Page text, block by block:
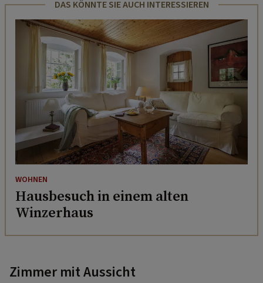
DAS KÖNNTE SIE AUCH INTERESSIEREN
WOHNEN
Hausbesuch in einem alten
Winzerhaus
Zimmer mit Aussicht